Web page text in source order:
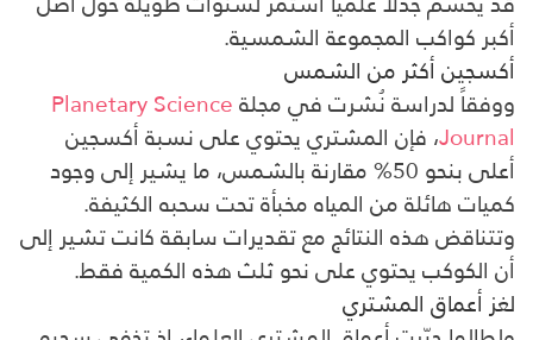
أكبر كواكب المجموعة الشمسية.
أكسجين أكثر من الشمس
ووفقاً لدراسة نُشرت في مجلةPlanetary Science
Journal، فإن المشتري يحتوي على نسبة أكسجين
أعلى بنحو 50% مقارنة بالشمس، ما يشير إلى وجود
كميات هائلة من المياه مخبأة تحت سحبه الكثيفة.
وتتناقض هذه النتائج مع تقديرات سابقة كانت تشير إلى
أن الكوكب يحتوي على نحو ثلث هذه الكمية فقط.
لغز أعماق المشتري